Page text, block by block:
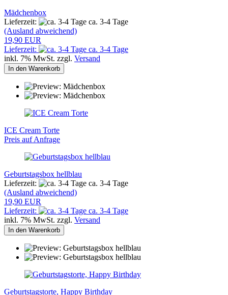
Mädchenbox
Lieferzeit:
ca. 3-4 Tage
(Ausland abweichend)
19,90 EUR
Lieferzeit:
ca. 3-4 Tage
inkl. 7% MwSt. zzgl. Versand
In den Warenkorb
ICE Cream Torte
Preis auf Anfrage
Geburtstagsbox hellblau
Lieferzeit:
ca. 3-4 Tage
(Ausland abweichend)
19,90 EUR
Lieferzeit:
ca. 3-4 Tage
inkl. 7% MwSt. zzgl. Versand
In den Warenkorb
Geburtstagstorte, Happy Birthday